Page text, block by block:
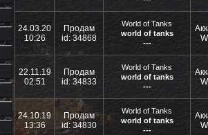
24.03.20
10:26
Продам
id: 34868
World of Tanks
world of tanks
---
22.11.19
02:51
Продам
id: 34833
World of Tanks
world of tanks
---
24.10.19
13:36
Продам
id: 34830
World of Tanks
world of tanks
---